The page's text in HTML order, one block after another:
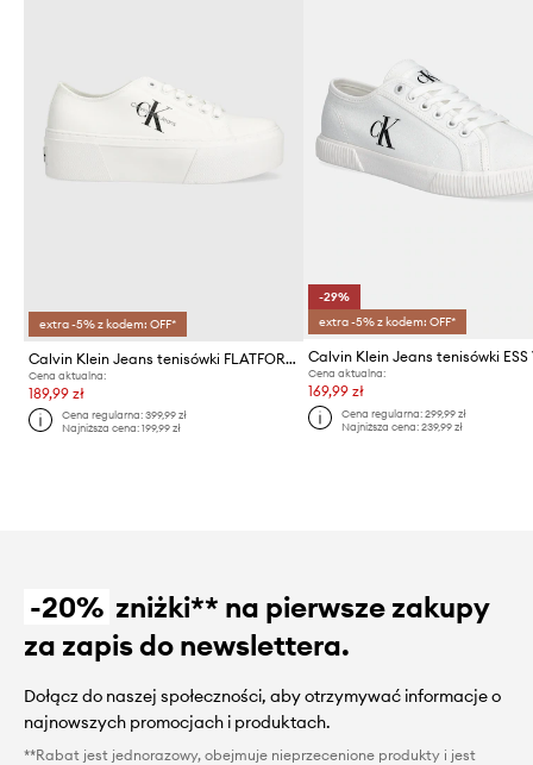
extra -5% z kodem: OFF*
Calvin Klein Jeans tenisówki FLATFORM+ CUPSOLE LOW TXT
Cena aktualna:
189,99 zł
Cena regularna:399,99 zł
Najniższa cena:199,99 zł
-29%
extra -5% z kodem: OFF*
Cena aktualna:
169,99 zł
Cena regularna: 299,99 zł
Najniższa cena: 239,99 zł
-20% zniżki** na pierwsze zakupy
za zapis do newslettera.
Dołącz do naszej społeczności, aby otrzymywać informacje o
najnowszych promocjach i produktach.
**Rabat jest jednorazowy, obejmuje nieprzecenione produkty i jest